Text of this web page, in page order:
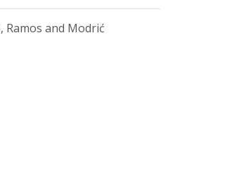
Ramos and Modrić